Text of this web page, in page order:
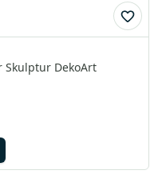
Skulptur DekoArt